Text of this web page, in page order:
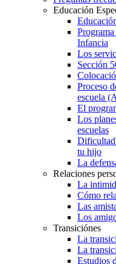
Educación
Infancia
Los
Sección
Proceso
escuela
El
Los
escuelas
Dificultad
tu hijo
La
Relaciones
La
Cómo
Las
Los
Transiciónes
La
La
Estudios